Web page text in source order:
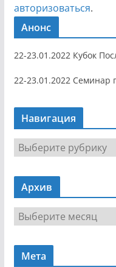
авторизоваться.
Анонс
22-23.01.2022 Кубок
22-23.01.2022 Семинар
Навигация
Н
а
в
г
Архив
р
х
Мета